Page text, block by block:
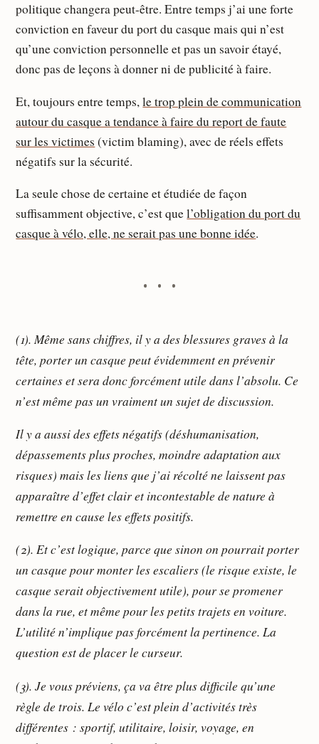
politique changera peut-être. Entre temps j’ai une forte
conviction en faveur du port du casque mais qui n’est
qu’une conviction personnelle et pas un savoir étayé,
donc pas de leçons à donner ni de publicité à faire.
Et, toujours entre temps,le trop plein de communication
autour du casque a tendance à faire du report de faute
sur les victimes (victim blaming), avec de réels effets
négatifs sur la sécurité.
La seule chose de certaine et étudiée de façon
suffisamment objective, c’est quel’obligation du port du
casque à vélo, elle, ne serait pas une bonne idée.
(1). Même sans chiffres, il y a des blessures graves à la
tête, porter un casque peut évidemment en prévenir
certaines et sera donc forcément utile dans l’absolu. Ce
n’est même pas un vraiment un sujet de discussion.
Il y a aussi des effets négatifs (déshumanisation,
dépassements plus proches, moindre adaptation aux
risques) mais les liens que j’ai récolté ne laissent pas
apparaître d’effet clair et incontestable de nature à
remettre en cause les effets positifs.
(2). Et c’est logique, parce que sinon on pourrait porter
un casque pour monter les escaliers (le risque existe, le
casque serait objectivement utile), pour se promener
dans la rue, et même pour les petits trajets en voiture.
L’utilité n’implique pas forcément la pertinence. La
question est de placer le curseur.
(3). Je vous préviens, ça va être plus difficile qu’une
règle de trois. Le vélo c’est plein d’activités très
différentes : sportif, utilitaire, loisir, voyage, en